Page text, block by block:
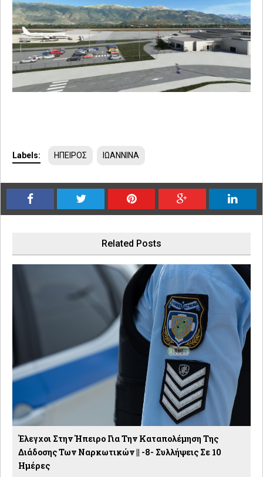
Labels: ΗΠΕΙΡΟΣ ΙΩΑΝΝΙΝΑ
Related Posts
Έλεγχοι Στην Ήπειρο Για Την Καταπολέμηση Της
Διάδοσης Των Ναρκωτικών || -8- Συλλήψεις Σε 10
Ημέρες